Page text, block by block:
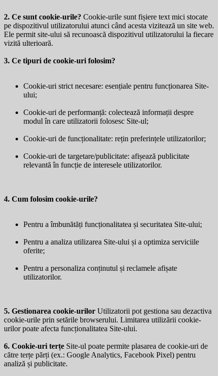
2. Ce sunt cookie-urile? Cookie-urile sunt fișiere text mici stocate
pe dispozitivul utilizatorului atunci când acesta vizitează un site web.
Ele permit site-ului să recunoască dispozitivul utilizatorului la fiecare
vizită ulterioară.
3. Ce tipuri de cookie-uri folosim?
Cookie-uri strict necesare: esențiale pentru funcționarea Site-
ului;
Cookie-uri de performanță: colectează informații despre
modul în care utilizatorii folosesc Site-ul;
Cookie-uri de funcționalitate: rețin preferințele utilizatorilor;
Cookie-uri de targetare/publicitate: afișează publicitate
relevantă în funcție de interesele utilizatorilor.
4. Cum folosim cookie-urile?
Pentru a îmbunătăți funcționalitatea și securitatea Site-ului;
Pentru a analiza utilizarea Site-ului și a optimiza serviciile
oferite;
Pentru a personaliza conținutul și reclamele afișate
utilizatorilor.
5. Gestionarea cookie-urilor Utilizatorii pot gestiona sau dezactiva
cookie-urile prin setările browserului. Limitarea utilizării cookie-
urilor poate afecta funcționalitatea Site-ului.
6. Cookie-uri terțe Site-ul poate permite plasarea de cookie-uri de
către terțe părți (ex.: Google Analytics, Facebook Pixel) pentru
analiză și publicitate.